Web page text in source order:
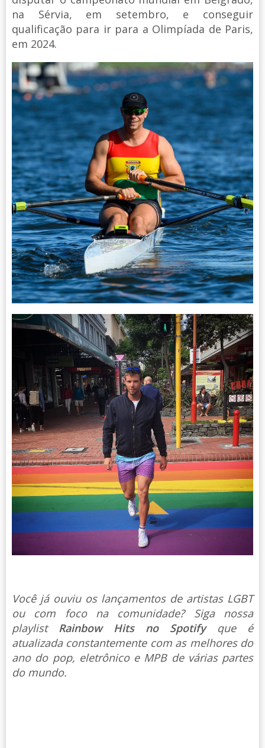
na Sérvia, em setembro, e conseguir
qualificação para ir para a Olimpíada de Paris,
em 2024.
Você já ouviu os lançamentos de artistas LGBT
ou com foco na comunidade? Siga nossa
playlist Rainbow Hits no Spotify que é
atualizada constantemente com as melhores do
ano do pop, eletrônico e MPB de várias partes
do mundo.